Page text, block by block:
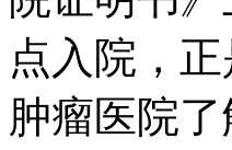
点入院，
肿瘤医院